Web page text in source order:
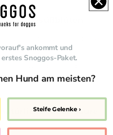
Mädesüßblüten
und
Schmerzmittel
Kieselsäure
Knorpelstruktur, was
ankommt und
Snoggos-Paket.
Hund am meisten?
Steife Gelenke ›